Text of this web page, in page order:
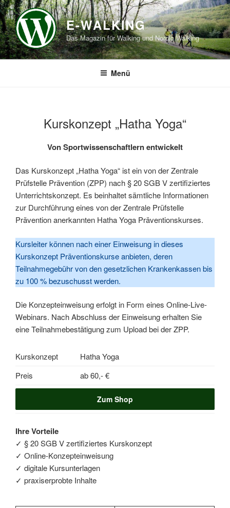
Zum
Inhalt
springen
E-WALKING
Das Magazin für Walking und Nordic Walking
Menü
Kurskonzept „Hatha Yoga“
Von Sportwissenschaftlern entwickelt
Das Kurskonzept „Hatha Yoga“ ist ein von der Zentrale
Prüfstelle Prävention (ZPP) nach § 20 SGB V zertifiziertes
Unterrichtskonzept. Es beinhaltet sämtliche Informationen
zur Durchführung eines von der Zentrale Prüfstelle
Prävention anerkannten Hatha Yoga Präventionskurses.
Kursleiter können nach einer Einweisung in dieses
Kurskonzept Präventionskurse anbieten, deren
Teilnahmegebühr von den gesetzlichen Krankenkassen bis
zu 100 % bezuschusst werden.
Die Konzepteinweisung erfolgt in Form eines Online-Live-
Webinars. Nach Abschluss der Einweisung erhalten Sie
eine Teilnahmebestätigung zum Upload bei der ZPP.
Kurskonzept
Hatha Yoga
Preis
ab 60,- €
Ihre Vorteile
✓ § 20 SGB V zertifiziertes Kurskonzept
✓ Online-Konzepteinweisung
✓ digitale Kursunterlagen
✓ praxiserprobte Inhalte